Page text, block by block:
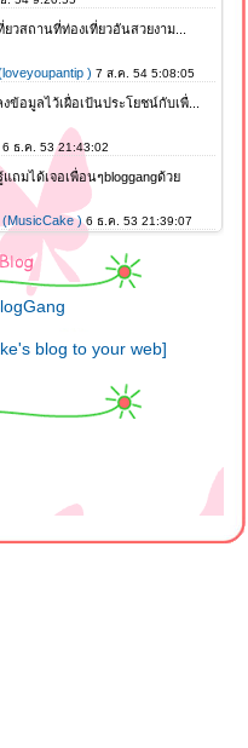
blog to your web]